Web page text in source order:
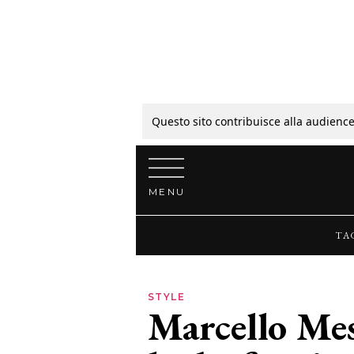
Questo sito contribuisce alla
Vai al contenuto
MENU
STYLE
Marcello